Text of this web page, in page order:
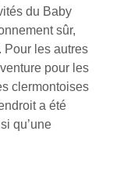
du Baby
sûr,
Pour les autres
pour les
clermontoises
a été
qu’une